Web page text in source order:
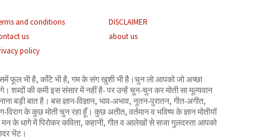
and conditions
DISCLAIMER
us
about us
policy
फूल भी है, काँटे भी है, गम के संग खुशी भी है।चुन लो आपको जो अच्छा
शब्दों की कमी इस संसार में नहीं है- पर उन्हें चुन-चुन कर मोती सा मूल्यवान
बड़ी बात है। बस ज्ञान-विज्ञान, भाव-अभाव, नूतन-पुरातन, गीत-अगीत,
विराग के कुछ मोती चुन रहा हूँ। कुछ अतीत, वर्तमान व भविष्य के ज्ञान मोतीयों
के धागे में पिरोकर कविता, कहानी, गीत व आलेखों से सजा गुलदस्ता आपको
भेंट।